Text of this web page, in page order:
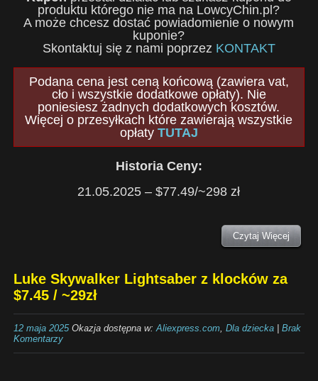
produktu którego nie ma na LowcyChin.pl?
A może chcesz dostać powiadomienie o nowym
kuponie?
Skontaktuj się z nami poprzez KONTAKT
Podana cena jest ceną końcową (zawiera vat,
cło i wszystkie dodatkowe opłaty). Nie
poniesiesz żadnych dodatkowych kosztów.
Więcej o przesyłkach które zawierają wszystkie
opłaty TUTAJ
Historia Ceny:
21.05.2025 – $77.49/~298 zł
Czytaj Więcej
Luke Skywalker Lightsaber z klocków za
$7.45 / ~29zł
12 maja 2025Okazja dostępna w: Aliexpress.com, Dla dziecka| Brak
Komentarzy